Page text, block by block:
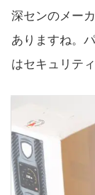
深センのメー
ありますね。
はセキュリテ